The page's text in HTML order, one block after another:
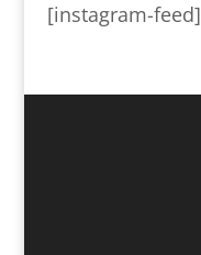
[instagram-feed]